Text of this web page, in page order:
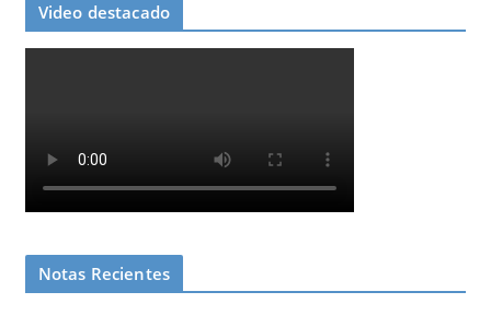
Video destacado
Notas Recientes